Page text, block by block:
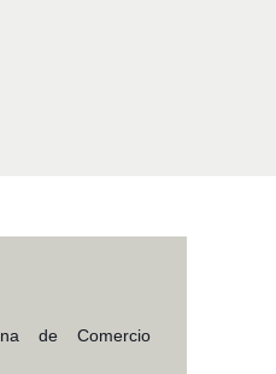
de Comercio